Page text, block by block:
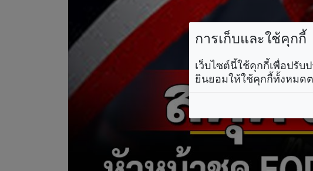
การเก็บและใช้คุกกี้
เว็บไซต์นี้ใช้คุกกี้เพื่อปรับ
ยินยอมให้ใช้คุกกี้ทั้งหมด